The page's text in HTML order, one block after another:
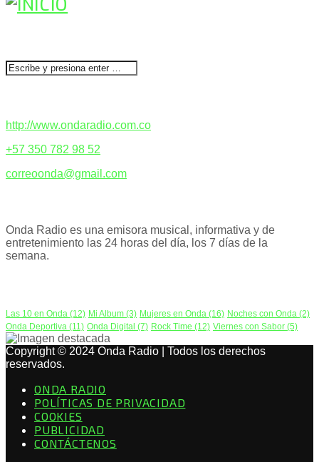
http://www.ondaradio.com.co
+57 350 782 98 52
correoonda@gmail.com
Onda Radio es una emisora musical, informativa y de
entretenimiento las 24 horas del día, los 7 días de la
semana.
Las 10 en Onda (12) Mi Album (3) Mujeres en Onda (16) Noches con Onda (2)
Onda Deportiva (11) Onda Digital (7) Rock Time (12) Viernes con Sabor (5)
Copyright © 2024 Onda Radio | Todos los derechos
reservados.
ONDA RADIO
POLÍTICAS DE PRIVACIDAD
COOKIES
PUBLICIDAD
CONTÁCTENOS